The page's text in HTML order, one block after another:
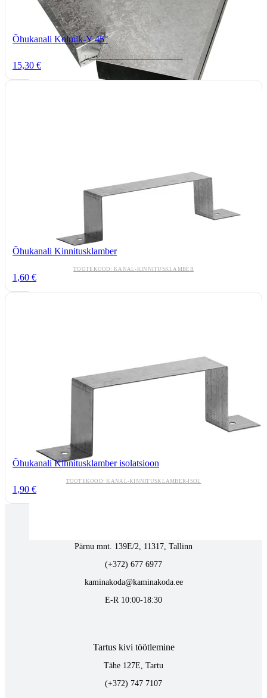
Õhukanali Kolmik-Y 45°
TOOTEKOOD: KANAL-KOLMIK-045
15,30 €
Õhukanali Kinnitusklamber
TOOTEKOOD: KANAL-KINNITUSKLAMBER
1,60 €
Õhukanali Kinnitusklamber isolatsioon
TOOTEKOOD: KANAL-KINNITUSKLAMBER-ISOL
1,90 €
Pärnu mnt. 139E/2, 11317, Tallinn
(+372) 677 6977
kaminakoda@kaminakoda.ee
E-R 10:00-18:30
Tartus kivi töötlemine
Tähe 127E, Tartu
(+372) 747 7107